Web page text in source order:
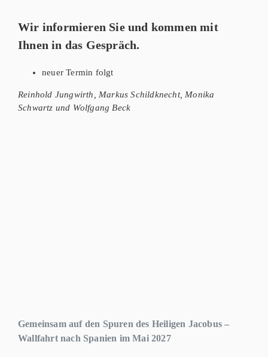
Wir informieren Sie und kommen mit
Ihnen in das Gespräch.
neuer Termin folgt
Reinhold Jungwirth, Markus Schildknecht, Monika
Schwartz und Wolfgang Beck
Gemeinsam auf den Spuren des Heiligen Jacobus –
Wallfahrt nach Spanien im Mai 2027